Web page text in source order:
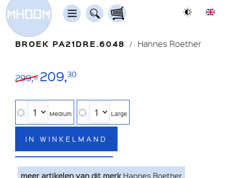
BROEK PA21DRE.6048 Hannes Roether
299,=209,30
Medium Large
IN WINKELMAND
meer artikelen van dit merkHannes Roether